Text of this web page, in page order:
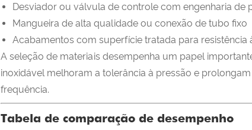
Desviador ou válvula de controle com engenharia de
Mangueira de alta qualidade ou conexão de tubo fixo
Acabamentos com superfície tratada para resistência
A seleção de materiais desempenha um papel
inoxidável melhoram a tolerância à pressão e
frequência.
Tabela de comparação de desempenho